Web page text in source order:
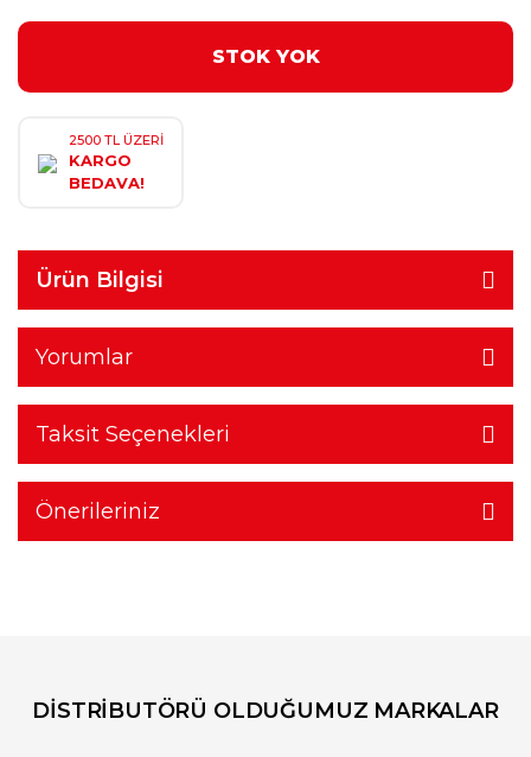
STOK YOK
2500 TL ÜZERİ
KARGO
BEDAVA!
Ürün Bilgisi
Yorumlar
Taksit Seçenekleri
Önerileriniz
DİSTRİBUTÖRÜ OLDUĞUMUZ MARKALAR